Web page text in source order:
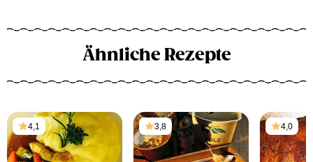
Ähnliche Rezepte
4,1 3,8 4,0